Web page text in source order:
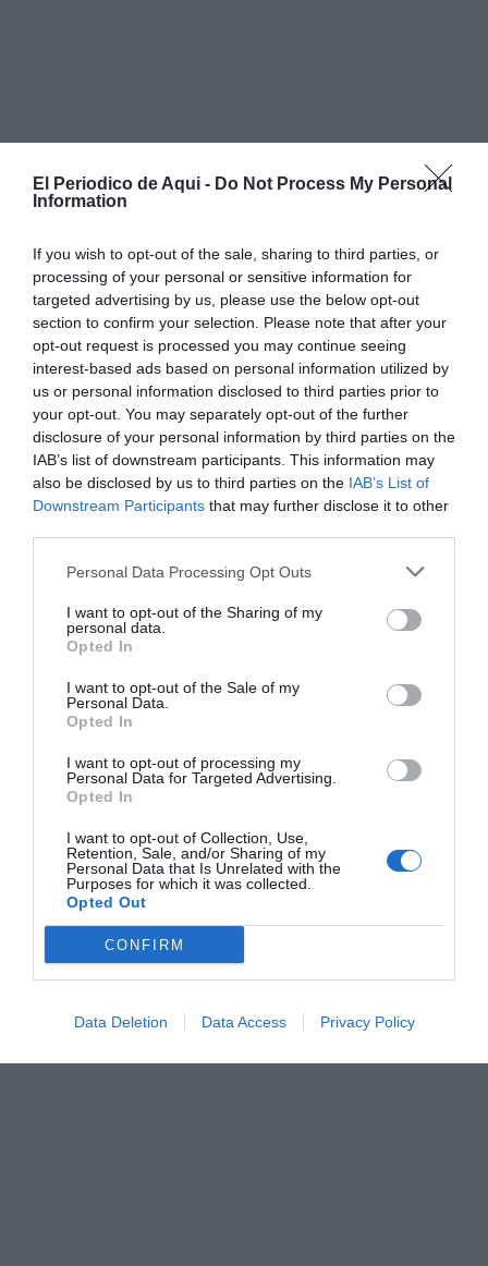
El Periodico de Aqui - Do Not Process My Personal
Information
If you wish to opt-out of the sale, sharing to third parties, or
processing of your personal or sensitive information for
targeted advertising by us, please use the below opt-out
section to confirm your selection. Please note that after your
opt-out request is processed you may continue seeing
interest-based ads based on personal information utilized by
us or personal information disclosed to third parties prior to
your opt-out. You may separately opt-out of the further
disclosure of your personal information by third parties on the
IAB’s list of downstream participants. This information may
also be disclosed by us to third parties on the IAB’s List of
Downstream Participants that may further disclose it to other
Personal Data Processing Opt Outs
I want to opt-out of the Sharing of my
personal data.
Opted In
I want to opt-out of the Sale of my
Personal Data.
Opted In
I want to opt-out of processing my
Personal Data for Targeted Advertising.
Opted In
I want to opt-out of Collection, Use,
Retention, Sale, and/or Sharing of my
Personal Data that Is Unrelated with the
Purposes for which it was collected.
Opted Out
CONFIRM
Data Deletion Data Access Privacy Policy
Esta inversión ha sidoposible gracias a la subvención
de la Consellería de Educación, Cultura yDeporte en la
línea de ayudas a museos y colecciones
museográficas.
La inversión total haascendido a 12.000€ siendo la
subvención obtenida de 9.660€. Además de
lailuminación, esta subvención ha permitido la
adquisición de un escáner paradigitalizar fotografías y
documentos antiguos y también un ordenador
baja, el encendido será de 19h a 22hde viernes a
domingo.